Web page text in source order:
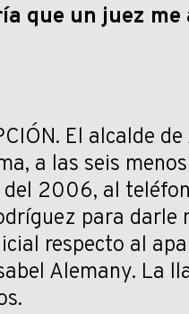
que un juez
El alcalde
a las seis
del 2006, al
para darle
respecto al
Alemany. La